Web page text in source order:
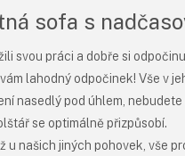
sofa s
svou práci a dobře si
lahodný odpočinek! Vše v
nasedlý pod úhlem,
se optimálně přizpůsobí.
u našich jiných pohovek, vše